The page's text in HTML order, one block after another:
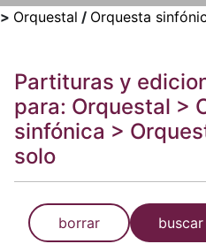
> Orquestal / Orquesta
Partituras y
para: Orquestal >
sinfónica >
solo
borrar buscar